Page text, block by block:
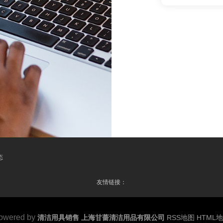
友情链接：
by 清洁用具销售 上海甘蔷清洁用品有限公司 RSS地图 HTML